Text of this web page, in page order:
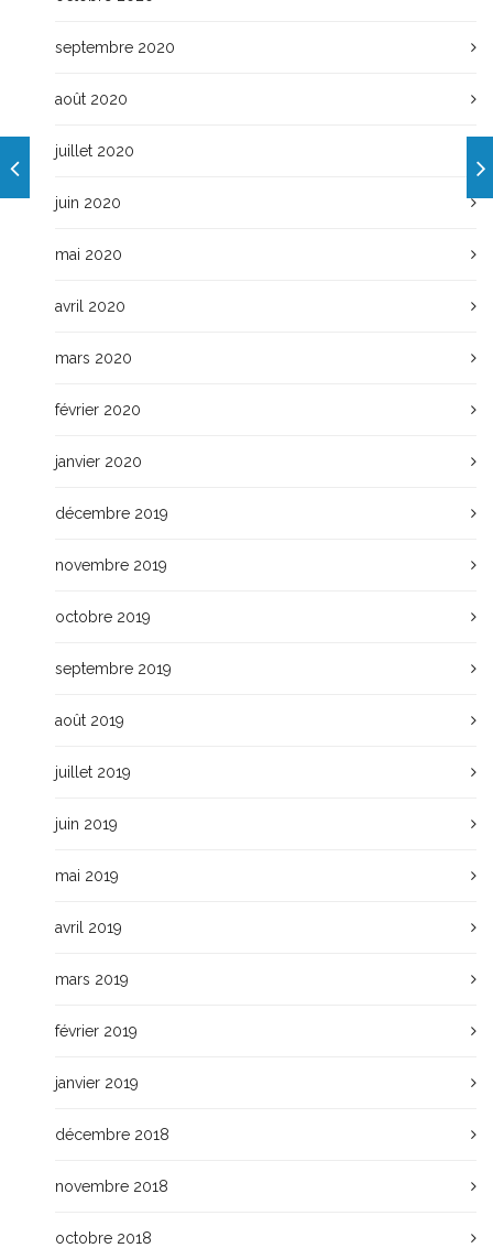
septembre 2020
août 2020
juillet 2020
juin 2020
mai 2020
avril 2020
mars 2020
février 2020
janvier 2020
décembre 2019
novembre 2019
octobre 2019
septembre 2019
août 2019
juillet 2019
juin 2019
mai 2019
avril 2019
mars 2019
février 2019
janvier 2019
décembre 2018
novembre 2018
octobre 2018